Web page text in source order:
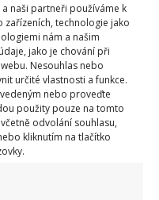
naši partneři používáme k
technologie jako
nám a našim
jako je chování při
Nesouhlas nebo
určité vlastnosti a funkce.
nebo proveďte
použity pouze na tomto
odvolání souhlasu,
kliknutím na tlačítko